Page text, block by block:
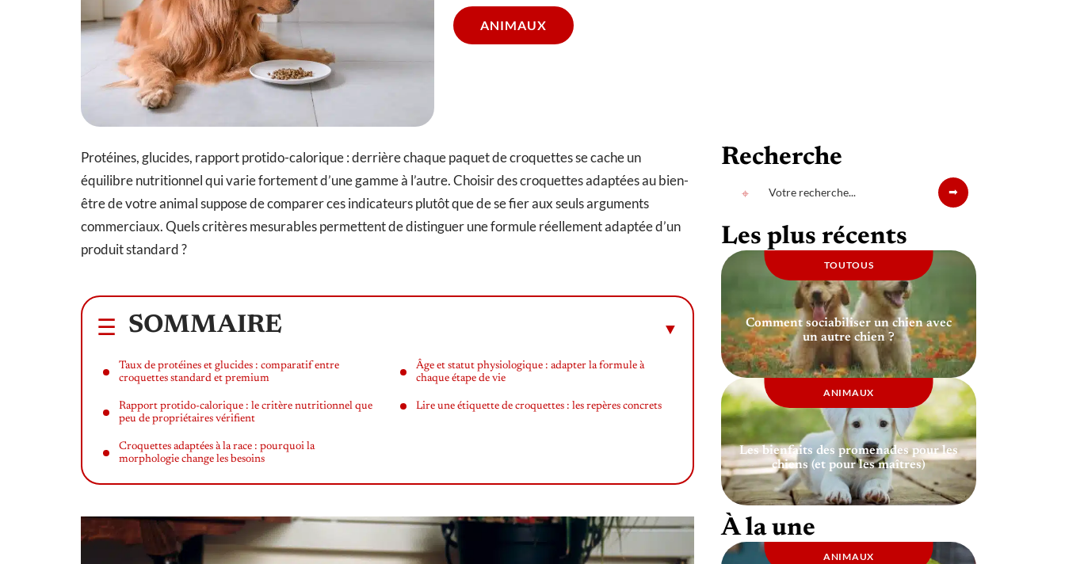
ANIMAUX
Protéines, glucides, rapport protido-calorique : derrière chaque paquet de croquettes se cache un
équilibre nutritionnel qui varie fortement d’une gamme à l’autre. Choisir des croquettes adaptées au bien-
être de votre animal suppose de comparer ces indicateurs plutôt que de se fier aux seuls arguments
commerciaux. Quels critères mesurables permettent de distinguer une formule réellement adaptée d’un
produit standard ?
SOMMAIRE
Taux de protéines et glucides : comparatif entre
croquettes standard et premium
Rapport protido-calorique : le critère nutritionnel que
peu de propriétaires vérifient
Croquettes adaptées à la race : pourquoi la
morphologie change les besoins
Âge et statut physiologique : adapter la formule à
chaque étape de vie
Lire une étiquette de croquettes : les repères concrets
Recherche
Les plus récents
TOUTOUS
Comment sociabiliser un chien avec
un autre chien ?
ANIMAUX
Les bienfaits des promenades pour les
chiens (et pour les maîtres)
À la une
ANIMAUX